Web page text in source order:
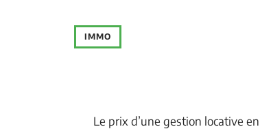
IMMO
Le prix d’une gestion locative